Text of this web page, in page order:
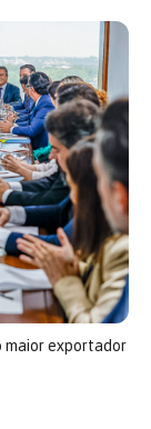
maior exportador